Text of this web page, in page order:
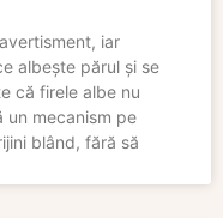
iar
albește părul și se
că firele albe nu
un mecanism pe
blând, fără să